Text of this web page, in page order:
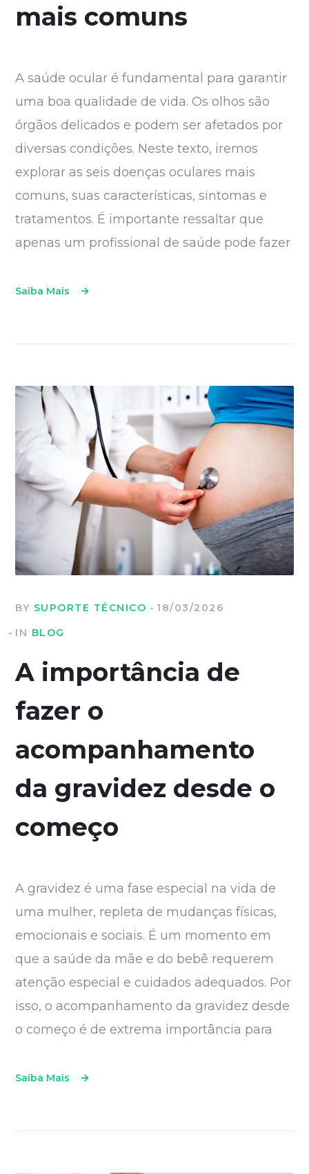
mais comuns
A saúde ocular é fundamental para garantir
uma boa qualidade de vida. Os olhos são
órgãos delicados e podem ser afetados por
diversas condições. Neste texto, iremos
explorar as seis doenças oculares mais
comuns, suas características, sintomas e
tratamentos. É importante ressaltar que
apenas um profissional de saúde pode fazer
Saiba Mais
BY SUPORTE TÉCNICO
18/03/2026
IN BLOG
A importância de
fazer o
acompanhamento
da gravidez desde o
começo
A gravidez é uma fase especial na vida de
uma mulher, repleta de mudanças físicas,
emocionais e sociais. É um momento em
que a saúde da mãe e do bebê requerem
atenção especial e cuidados adequados. Por
isso, o acompanhamento da gravidez desde
o começo é de extrema importância para
Saiba Mais